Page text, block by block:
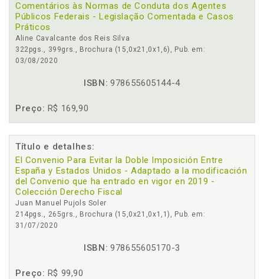
Comentários às Normas de Conduta dos Agentes
Públicos Federais - Legislação Comentada e Casos
Práticos
Aline Cavalcante dos Reis Silva
322pgs., 399grs., Brochura (15,0x21,0x1,6), Pub. em:
03/08/2020
ISBN: 978655605144-4
Preço: R$ 169,90
Título e detalhes:
El Convenio Para Evitar la Doble Imposición Entre
España y Estados Unidos - Adaptado a la modificación
del Convenio que ha entrado en vigor en 2019 -
Colección Derecho Fiscal
Juan Manuel Pujols Soler
214pgs., 265grs., Brochura (15,0x21,0x1,1), Pub. em:
31/07/2020
ISBN: 978655605170-3
Preço: R$ 99,90